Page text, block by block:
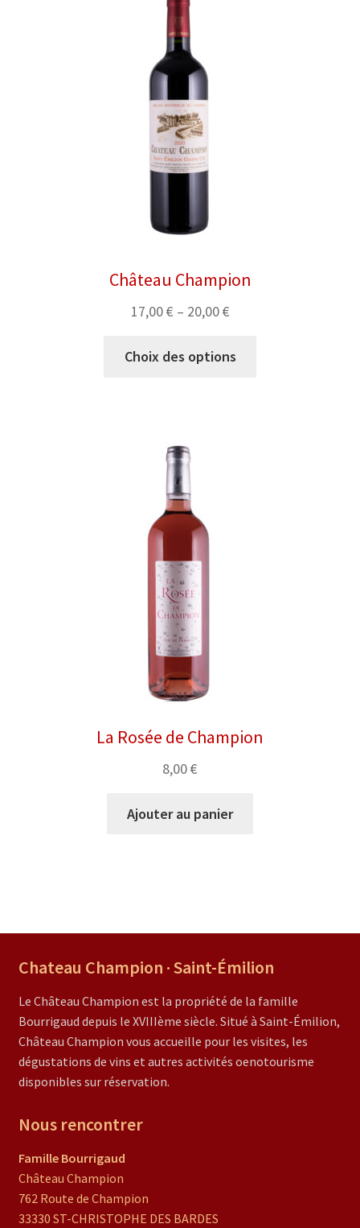
Château Champion
17,00€ – 20,00€
Choix des options
La Rosée de Champion
8,00€
Ajouter au panier
Chateau Champion · Saint-Émilion
Le Château Champion est la propriété de la famille
Bourrigaud depuis le XVIIIème siècle. Situé à Saint-Émilion,
Château Champion vous accueille pour les visites, les
dégustations de vins et autres activités oenotourisme
disponibles sur réservation.
Nous rencontrer
Famille Bourrigaud
Château Champion
762 Route de Champion
33330 ST-CHRISTOPHE DES BARDES